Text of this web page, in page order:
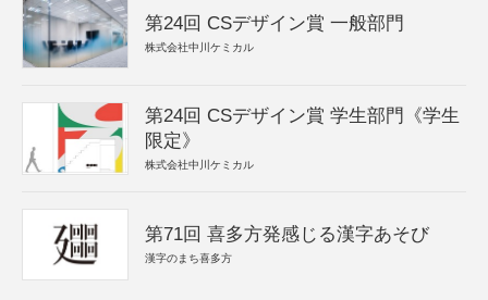
第24回 CSデザイン賞 一般部門
株式会社中川ケミカル
第24回 CSデザイン賞 学生部門《学生
限定》
株式会社中川ケミカル
第71回 喜多方発感じる漢字あそび
漢字のまち喜多方